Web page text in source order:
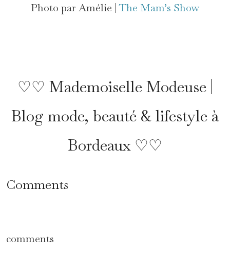
Photo par Amélie | The Mam’s Show
♡♡ Mademoiselle Modeuse |
Blog mode, beauté & lifestyle à
Bordeaux ♡♡
Comments
comments